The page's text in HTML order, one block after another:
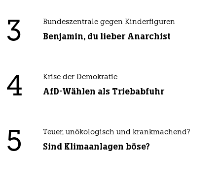
3 Bundeszentrale gegen Kinderfiguren
Benjamin, du lieber Anarchist
4 Krise der Demokratie
AfD-Wählen als Triebabfuhr
5 Teuer, unökologisch und krankmachend?
Sind Klimaanlagen böse?